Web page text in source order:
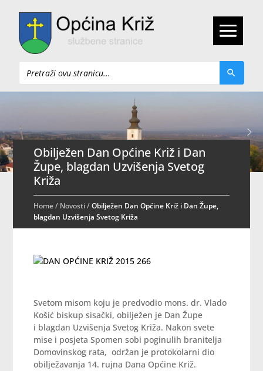
Pretraži
Obilježen Dan Općine Križ i Dan
Župe, blagdan Uzvišenja Svetog
Križa
Home/ Novosti/Obilježen Dan Općine Križ i Dan Župe,
blagdan Uzvišenja Svetog Križa
Svetom misom koju je predvodio mons. dr. Vlado
Košić biskup sisački, obilježen je Dan Župe
i blagdan Uzvišenja Svetog Križa. Nakon svete
mise i posjeta Spomen sobi poginulih branitelja
Domovinskog rata, održan je protokolarni dio
obilježavanja 14. rujna Dana Općine Križ.